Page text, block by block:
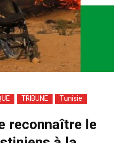
TRIBUNE Tunisie
reconnaître le